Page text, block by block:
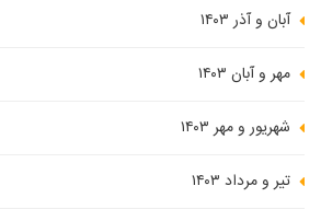
آبان و آذر ۱۴۰۳
مهر و آبان ۱۴۰۳
شهریور و مهر ۱۴۰۳
تیر و مرداد ۱۴۰۳